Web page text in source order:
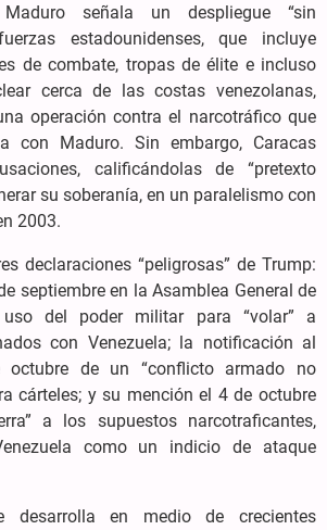
señala un despliegue “sin
estadounidenses, que incluye
de combate, tropas de élite e incluso
cerca de las costas venezolanas,
operación contra el narcotráfico que
con Maduro. Sin embargo, Caracas
calificándolas de “pretexto
su soberanía, en un paralelismo con
2003.
declaraciones “peligrosas” de Trump:
septiembre en la Asamblea General de
del poder militar para “volar” a
con Venezuela; la notificación al
octubre de un “conflicto armado no
cárteles; y su mención el 4 de octubre
a los supuestos narcotraficantes,
como un indicio de ataque
desarrolla en medio de crecientes